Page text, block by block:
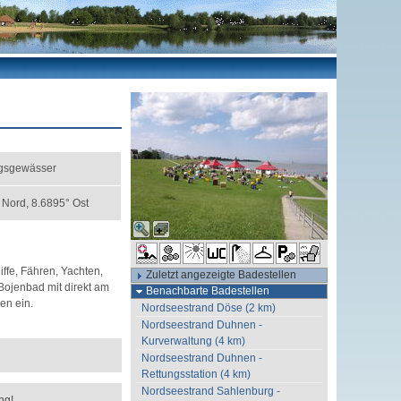
Zuletzt angezeigte Badestellen
Benachbarte Badestellen
Nordseestrand Döse (2 km)
Nordseestrand Duhnen -
Kurverwaltung (4 km)
Nordseestrand Duhnen -
Rettungsstation (4 km)
Nordseestrand Sahlenburg -
8.6895° Ost
Fähren, Yachten,
mit direkt am
ein.